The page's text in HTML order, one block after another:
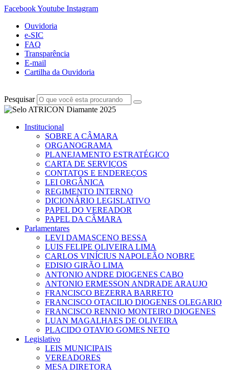
FacebookYoutube Instagram
Ouvidoria
e-SIC
FAQ
Transparência
E-mail
Cartilha da Ouvidoria
Pesquisar
Institucional
SOBRE A CÂMARA
ORGANOGRAMA
PLANEJAMENTO ESTRATÉGICO
CARTA DE SERVIÇOS
CONTATOS E ENDEREÇOS
LEI ORGÂNICA
REGIMENTO INTERNO
DICIONÁRIO LEGISLATIVO
PAPEL DO VEREADOR
PAPEL DA CÂMARA
Parlamentares
LEVI DAMASCENO BESSA
LUIS FELIPE OLIVEIRA LIMA
CARLOS VINÍCIUS NAPOLEÃO NOBRE
EDISIO GIRÃO LIMA
ANTONIO ANDRE DIOGENES CABO
ANTONIO ERMESSON ANDRADE ARAUJO
FRANCISCO BEZERRA BARRETO
FRANCISCO OTACILIO DIOGENES OLEGARIO
FRANCISCO RENNIO MONTEIRO DIOGENES
LUAN MAGALHAES DE OLIVEIRA
PLACIDO OTAVIO GOMES NETO
Legislativo
LEIS MUNICIPAIS
VEREADORES
MESA DIRETORA